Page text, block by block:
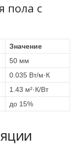
пола с
Значение
50 мм
0.035 Вт/м·К
1.43 м²·К/Вт
до 15%